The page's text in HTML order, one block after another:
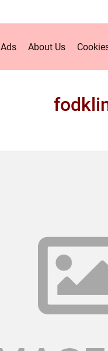
Ads About Us